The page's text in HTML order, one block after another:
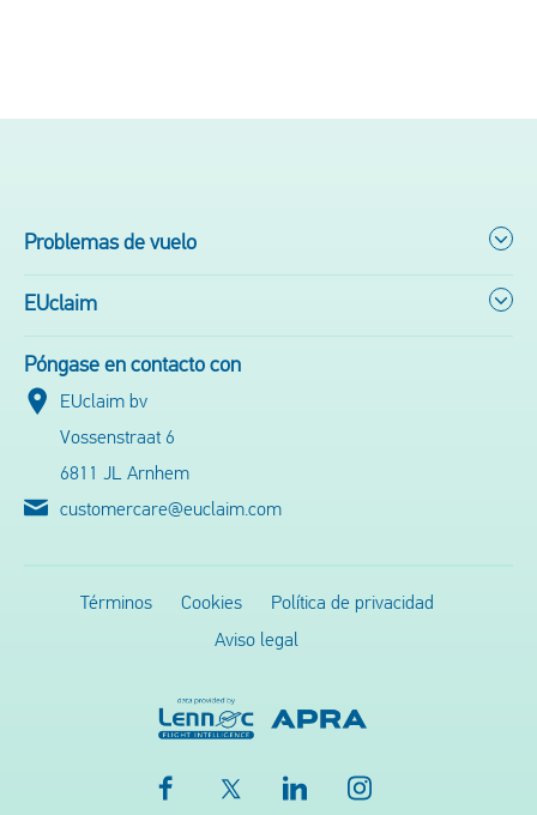
Problemas de vuelo
EUclaim
Póngase en contacto con
EUclaim bv
Vossenstraat 6
6811 JL Arnhem
customercare@euclaim.com
Términos Cookies
Política de privacidad
Aviso legal